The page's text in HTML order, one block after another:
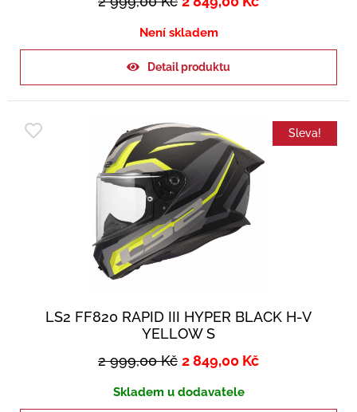
Není skladem
Detail produktu
Sleva!
LS2 FF820 RAPID III HYPER BLACK H-V
YELLOW S
2 999,00Kč 2 849,00 Kč
Skladem u dodavatele